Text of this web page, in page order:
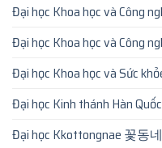
Đại học Khoa học và Công
Đại học Khoa học và Công
Đại học Khoa học và Sức
Đại học Kinh thánh Hàn
Đại học Kkottongnae 꽃동